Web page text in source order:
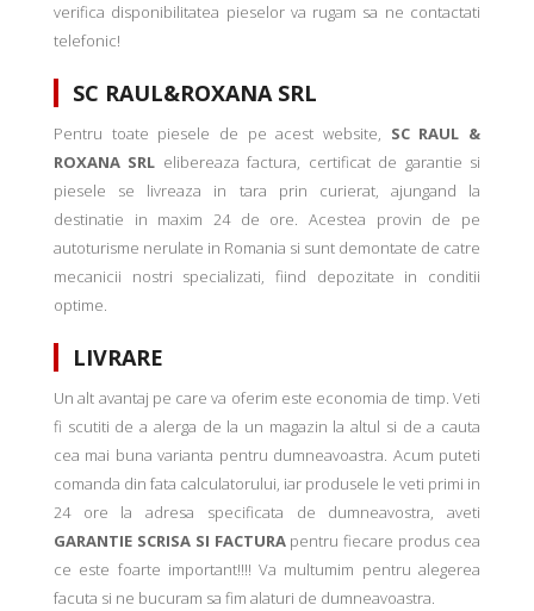
verifica disponibilitatea pieselor va rugam sa ne contactati
telefonic!
SC RAUL&ROXANA SRL
Pentru toate piesele de pe acest website, SC RAUL &
ROXANA SRL elibereaza factura, certificat de garantie si
piesele se livreaza in tara prin curierat, ajungand la
destinatie in maxim 24 de ore. Acestea provin de pe
autoturisme nerulate in Romania si sunt demontate de catre
mecanicii nostri specializati, fiind depozitate in conditii
optime.
LIVRARE
Un alt avantaj pe care va oferim este economia de timp. Veti
fi scutiti de a alerga de la un magazin la altul si de a cauta
cea mai buna varianta pentru dumneavoastra. Acum puteti
comanda din fata calculatorului, iar produsele le veti primi in
24 ore la adresa specificata de dumneavostra, aveti
GARANTIE SCRISA SI FACTURApentru fiecare produs cea
ce este foarte important!!!! Va multumim pentru alegerea
facuta si ne bucuram sa fim alaturi de dumneavoastra.